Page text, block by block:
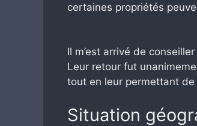
certaines propriétés
Il m’est arrivé de
Leur retour fut
tout en leur permettant
Situation